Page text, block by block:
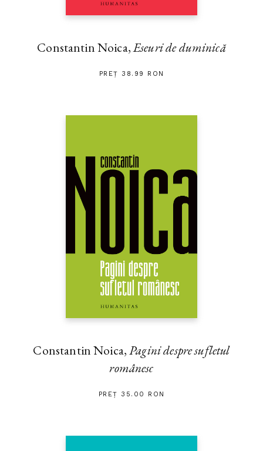
Constantin Noica,Eseuri de duminică
PREȚ 38.99 RON
Constantin Noica,Pagini despre sufletul
românesc
PREȚ 35.00 RON